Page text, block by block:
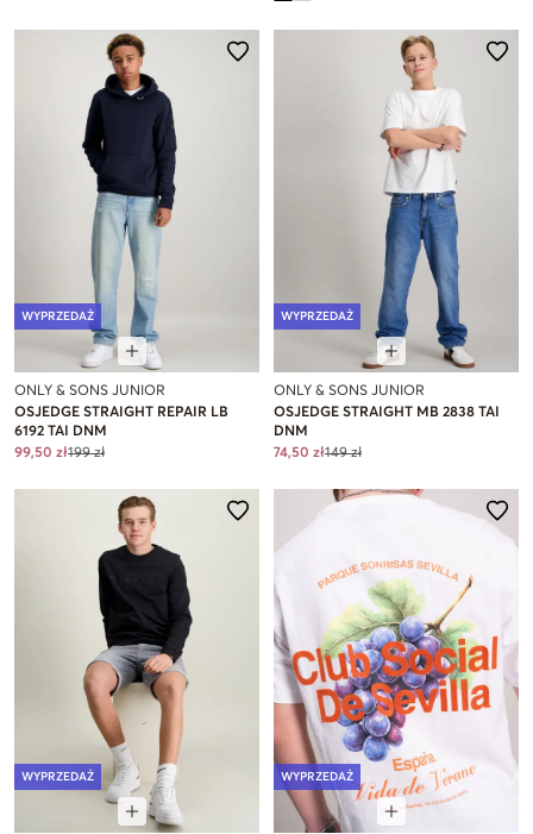
WYPRZEDAŻ
ONLY & SONS JUNIOR
OSJEDGE STRAIGHT REPAIR LB
6192 TAI DNM
99,50 zł199 zł
WYPRZEDAŻ
ONLY & SONS JUNIOR
OSJEDGE STRAIGHT MB 2838 TAI
DNM
74,50 zł149 zł
WYPRZEDAŻ WYPRZEDAŻ